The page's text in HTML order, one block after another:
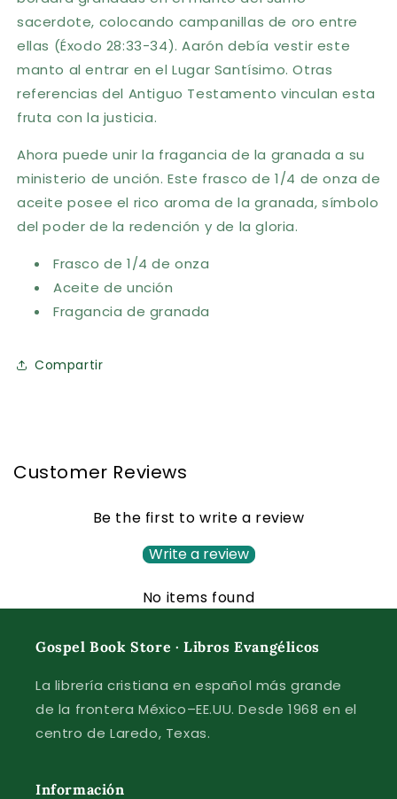
sacerdote, colocando campanillas de oro entre
ellas (Éxodo 28:33-34). Aarón debía vestir este
manto al entrar en el Lugar Santísimo. Otras
referencias del Antiguo Testamento vinculan esta
fruta con la justicia.
Ahora puede unir la fragancia de la granada a su
ministerio de unción. Este frasco de 1/4 de onza de
aceite posee el rico aroma de la granada, símbolo
del poder de la redención y de la gloria.
Frasco de 1/4 de onza
Aceite de unción
Fragancia de granada
Compartir
Customer Reviews
Be the first to write a review
Write a review
No items found
Gospel Book Store · Libros Evangélicos
La librería cristiana en español más grande
de la frontera México–EE.UU. Desde 1968 en el
centro de Laredo, Texas.
Información